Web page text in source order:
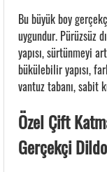
Bu büyük boy
uygundur. Pürüzsüz
yapısı, sürtünmeyi
bükülebilir yapısı,
vantuz tabanı, sabit
Özel Çift
Gerçekçi